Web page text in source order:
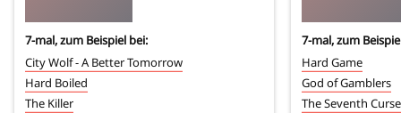
7-mal, zum Beispiel bei:
City Wolf - A Better Tomorrow
Hard Boiled
The Killer
7-mal, zum
Hard Game
God of Gamblers
The Seventh Curse